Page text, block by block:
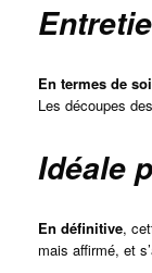
En termes de
Les découpes
Idéale
En définitive,
mais affirmé, et